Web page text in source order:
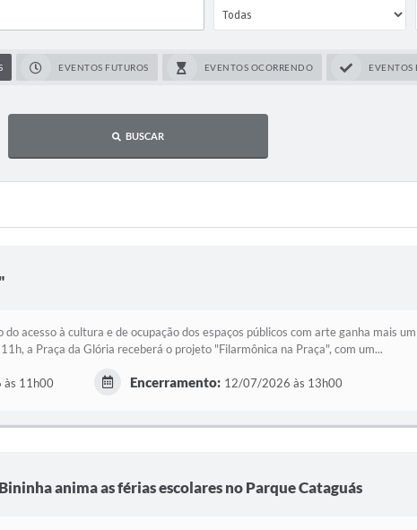
EVENTOS FUTUROS EVENTOS OCORRENDO EVENTOS
BUSCAR
acesso à cultura e de ocupação dos espaços públicos com arte ganha mais
a Praça da Glória receberá o projeto "Filarmônica na Praça", com um...
11h00 Encerramento: 12/07/2026 às 13h00
anima as férias escolares no Parque Cataguás